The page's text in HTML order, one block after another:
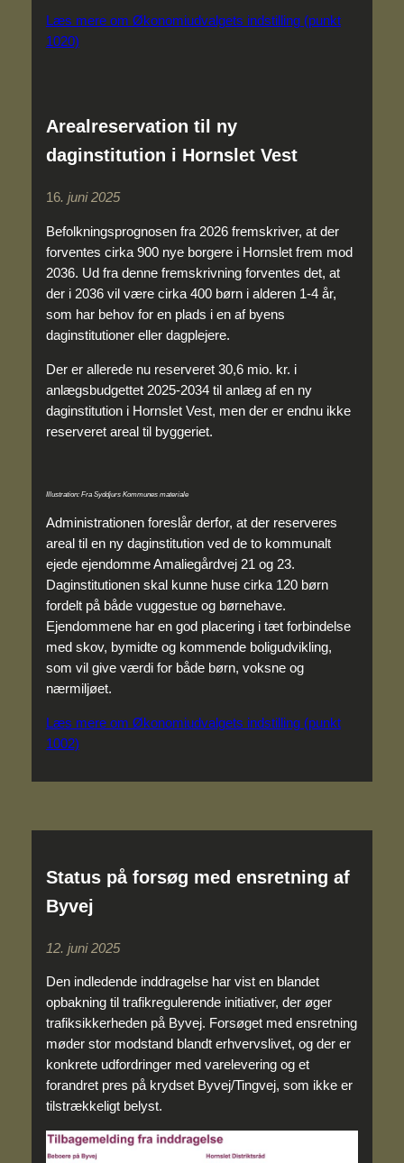
Læs mere om Økonomiudvalgets indstilling (punkt
1020)
Arealreservation til ny
daginstitution i Hornslet Vest
16. juni 2025
Befolkningsprognosen fra 2026 fremskriver, at der
forventes cirka 900 nye borgere i Hornslet frem mod
2036. Ud fra denne fremskrivning forventes det, at
der i 2036 vil være cirka 400 børn i alderen 1-4 år,
som har behov for en plads i en af byens
daginstitutioner eller dagplejere.
Der er allerede nu reserveret 30,6 mio. kr. i
anlægsbudgettet 2025-2034 til anlæg af en ny
daginstitution i Hornslet Vest, men der er endnu ikke
reserveret areal til byggeriet.
Illustration: Fra Syddjurs Kommunes materiale
Administrationen foreslår derfor, at der reserveres
areal til en ny daginstitution ved de to kommunalt
ejede ejendomme Amaliegårdvej 21 og 23.
Daginstitutionen skal kunne huse cirka 120 børn
fordelt på både vuggestue og børnehave.
Ejendommene har en god placering i tæt forbindelse
med skov, bymidte og kommende boligudvikling,
som vil give værdi for både børn, voksne og
nærmiljøet.
Læs mere om Økonomiudvalgets indstilling (punkt
1002)
Status på forsøg med ensretning af
Byvej
12. juni 2025
Den indledende inddragelse har vist en blandet
opbakning til trafikregulerende initiativer, der øger
trafiksikkerheden på Byvej. Forsøget med ensretning
møder stor modstand blandt erhvervslivet, og der er
konkrete udfordringer med varelevering og et
forandret pres på krydset Byvej/Tingvej, som ikke er
tilstrækkeligt belyst.